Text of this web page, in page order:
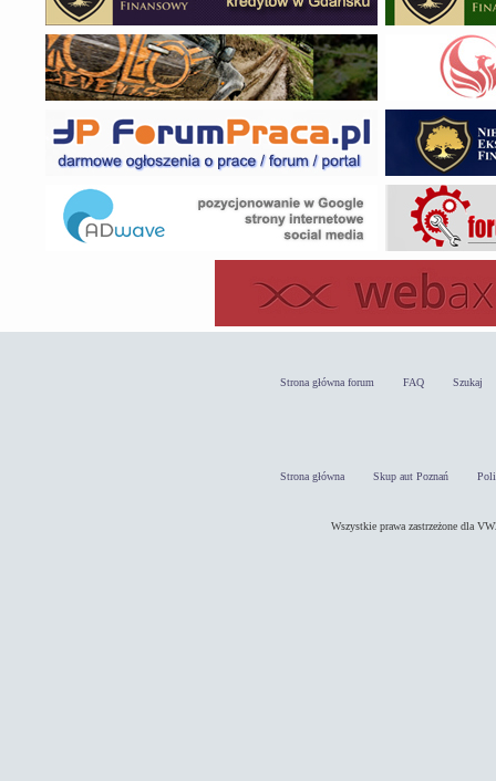
Strona główna forum FAQ Szukaj
Strona główna Skup aut Poznań
Wszystkie prawa zastrzeżone dla